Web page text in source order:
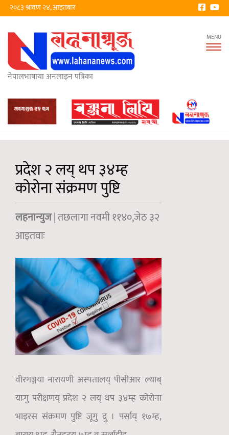
२०८३ श्रावण २४, आइतबार
नेपालभाषाया अनलाइन पत्रिका
प्रदेश २ लय् थप ३४म्ह
कोरोना संक्रमण पुष्टि
लहनान्युज| तछलागा नवमी ११४०,जेठ ३२
आइतवाः
वीरगञ्जया नारायणी अस्पतालय् पीसीआर ल्याब्
याःगु परीक्षणय् प्रदेश २ लय् थप ३४म्ह कोरोना
भाइरस संक्रमण पुष्टि जूगु दु । पर्साय् १७म्ह,